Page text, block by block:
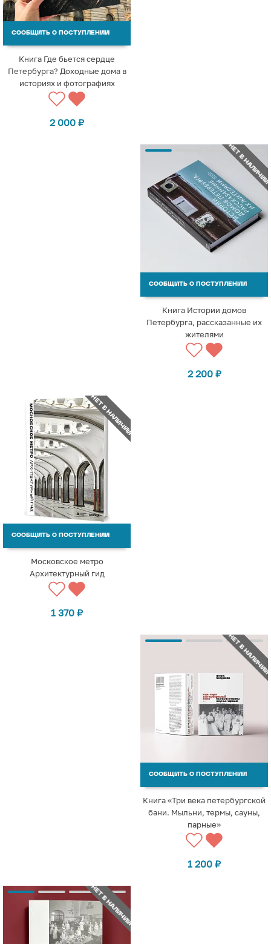
СООБЩИТЬ О ПОСТУПЛЕНИИ
Книга Где бьется сердце
Петербурга? Доходные дома в
историях и фотографиях
2 000 ₽
НЕТ В НАЛИЧИИ
СООБЩИТЬ О ПОСТУПЛЕНИИ
Книга Истории домов
Петербурга, рассказанные их
жителями
2 200 ₽
НЕТ В НАЛИЧИИ
СООБЩИТЬ О ПОСТУПЛЕНИИ
Московское метро
Архитектурный гид
1 370 ₽
НЕТ В НАЛИЧИИ
СООБЩИТЬ О ПОСТУПЛЕНИИ
Книга «Три века петербургской
бани. Мыльни, термы, сауны,
парные»
1 200 ₽
НЕТ В НАЛИЧИИ